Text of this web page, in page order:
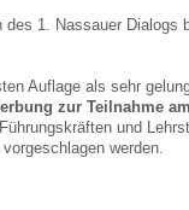
des 1. Nassauer
Auflage als sehr
zur Teilnahme
und
werden.